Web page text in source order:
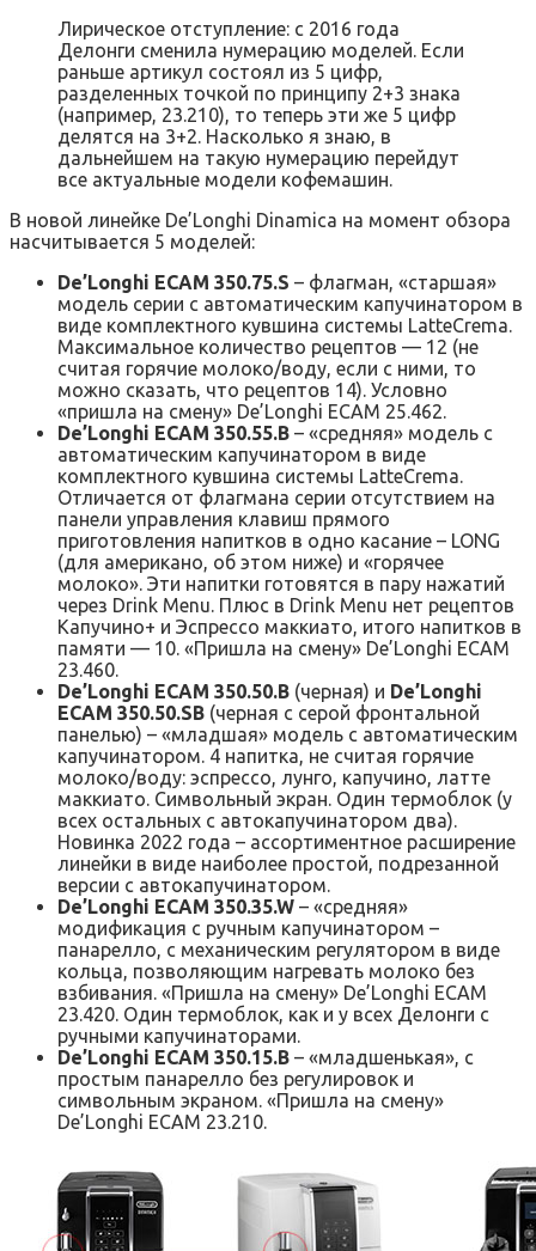
Лирическое отступление: с 2016 года
Делонги сменила нумерацию моделей. Если
раньше артикул состоял из 5 цифр,
разделенных точкой по принципу 2+3 знака
(например, 23.210), то теперь эти же 5 цифр
делятся на 3+2. Насколько я знаю, в
дальнейшем на такую нумерацию перейдут
все актуальные модели кофемашин.
В новой линейке De’Longhi Dinamica на момент обзора
насчитывается 5 моделей:
De’Longhi ECAM 350.75.S – флагман, «старшая»
модель серии с автоматическим капучинатором в
виде комплектного кувшина системы LatteCrema.
Максимальное количество рецептов — 12 (не
считая горячие молоко/воду, если с ними, то
можно сказать, что рецептов 14). Условно
«пришла на смену» De’Longhi ECAM 25.462.
De’Longhi ECAM 350.55.B – «средняя» модель с
автоматическим капучинатором в виде
комплектного кувшина системы LatteCrema.
Отличается от флагмана серии отсутствием на
панели управления клавиш прямого
приготовления напитков в одно касание – LONG
(для американо, об этом ниже) и «горячее
молоко». Эти напитки готовятся в пару нажатий
через Drink Menu. Плюс в Drink Menu нет рецептов
Капучино+ и Эспрессо маккиато, итого напитков в
памяти — 10. «Пришла на смену» De’Longhi ECAM
23.460.
De’Longhi ECAM 350.50.B (черная) и De’Longhi
ECAM 350.50.SB (черная с серой фронтальной
панелью) – «младшая» модель с автоматическим
капучинатором. 4 напитка, не считая горячие
молоко/воду: эспрессо, лунго, капучино, латте
маккиато. Символьный экран. Один термоблок (у
всех остальных с автокапучинатором два).
Новинка 2022 года – ассортиментное расширение
линейки в виде наиболее простой, подрезанной
версии с автокапучинатором.
De’Longhi ECAM 350.35.W – «средняя»
модификация с ручным капучинатором –
панарелло, с механическим регулятором в виде
кольца, позволяющим нагревать молоко без
взбивания. «Пришла на смену» De’Longhi ECAM
23.420. Один термоблок, как и у всех Делонги с
ручными капучинаторами.
De’Longhi ECAM 350.15.B – «младшенькая», с
простым панарелло без регулировок и
символьным экраном. «Пришла на смену»
De’Longhi ECAM 23.210.